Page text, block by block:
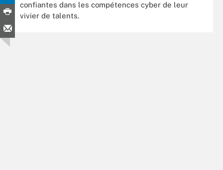
confiantes dans les compétences cyber de leur
vivier de talents.